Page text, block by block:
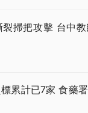
掃把攻擊 台中
累計已7家 食藥